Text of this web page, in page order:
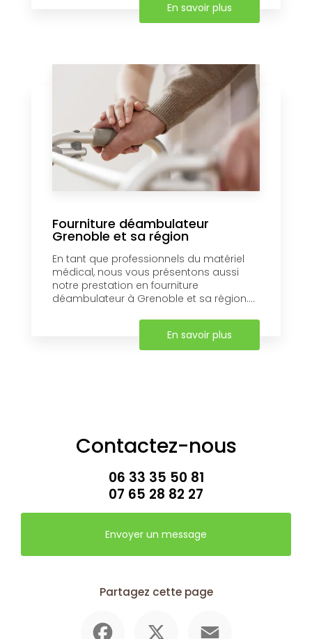
En savoir plus
Fourniture déambulateur
Grenoble et sa région
En tant que professionnels du matériel
médical, nous vous présentons aussi
notre prestation en fourniture
déambulateur à Grenoble et sa région....
En savoir plus
Contactez-nous
06 33 35 50 81
07 65 28 82 27
Envoyer un message
Partagez cette page